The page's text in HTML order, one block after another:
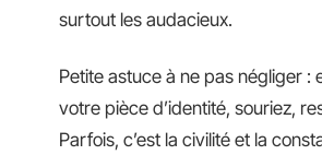
surtout les audacieux.
Petite astuce à ne pas négliger :
votre pièce d’identité, souriez,
Parfois, c’est la civilité et la